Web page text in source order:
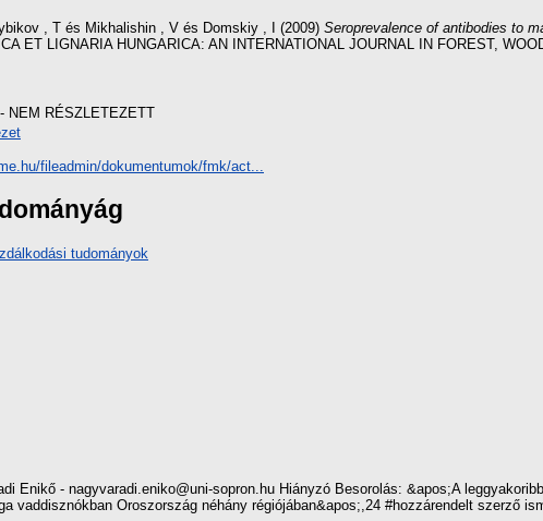
, T és Mikhalishin , V és Domskiy , I (2009) Seroprevalence of antibodies to
ET LIGNARIA HUNGARICA: AN INTERNATIONAL JOURNAL IN FOREST,
NEM RÉSZLETEZETT
fileadmin/dokumentumok/fmk/act...
tudományok
Enikő - nagyvaradi.eniko@uni-sopron.hu Hiányzó Besorolás: &apos;A
vaddisznókban Oroszország néhány régiójában&apos;,24 #hozzárendelt szerző